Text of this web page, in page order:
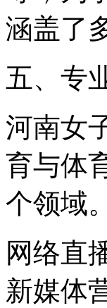
涵盖了
五、专
河南女
育与体
个领域
网络直
新媒体